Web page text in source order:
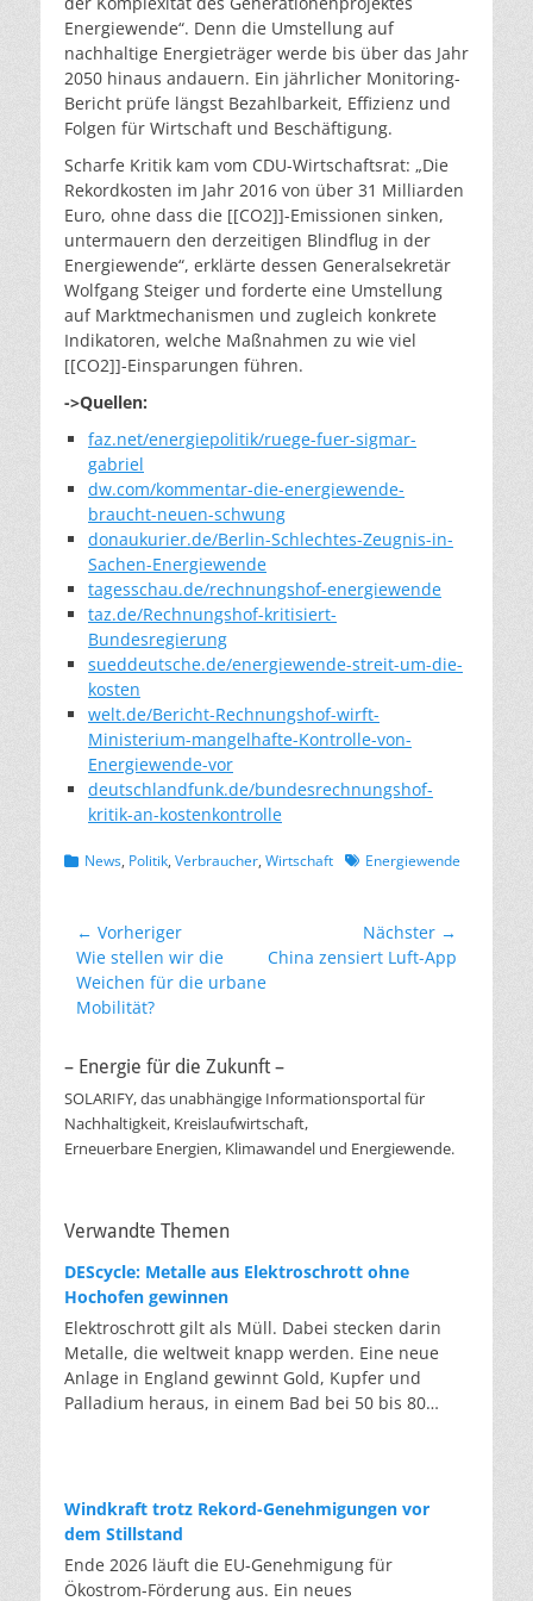
Energiewende“. Denn die Umstellung auf
nachhaltige Energieträger werde bis über das Jahr
2050 hinaus andauern. Ein jährlicher Monitoring-
Bericht prüfe längst Bezahlbarkeit, Effizienz und
Folgen für Wirtschaft und Beschäftigung.
Scharfe Kritik kam vom CDU-Wirtschaftsrat: „Die
Rekordkosten im Jahr 2016 von über 31 Milliarden
Euro, ohne dass die [[CO2]]-Emissionen sinken,
untermauern den derzeitigen Blindflug in der
Energiewende“, erklärte dessen Generalsekretär
Wolfgang Steiger und forderte eine Umstellung
auf Marktmechanismen und zugleich konkrete
Indikatoren, welche Maßnahmen zu wie viel
[[CO2]]-Einsparungen führen.
->Quellen:
faz.net/energiepolitik/ruege-fuer-sigmar-
gabriel
dw.com/kommentar-die-energiewende-
braucht-neuen-schwung
donaukurier.de/Berlin-Schlechtes-Zeugnis-in-
Sachen-Energiewende
tagesschau.de/rechnungshof-energiewende
taz.de/Rechnungshof-kritisiert-
Bundesregierung
sueddeutsche.de/energiewende-streit-um-die-
kosten
welt.de/Bericht-Rechnungshof-wirft-
Ministerium-mangelhafte-Kontrolle-von-
Energiewende-vor
deutschlandfunk.de/bundesrechnungshof-
kritik-an-kostenkontrolle
Kategorien
News, Politik, Verbraucher, Wirtschaft Schlagworte
Energiewende
Beitragsnavigation
← Vorheriger
Vorheriger
Beitrag:
Wie stellen wir die
Weichen für die urbane
Mobilität?
Nächster →
Nächster
Beitrag:
China zensiert Luft-App
– Energie für die Zukunft –
SOLARIFY, das unabhängige Informationsportal für
Nachhaltigkeit, Kreislaufwirtschaft,
Erneuerbare Energien, Klimawandel und Energiewende.
Verwandte Themen
DEScycle: Metalle aus Elektroschrott ohne
Hochofen gewinnen
Elektroschrott gilt als Müll. Dabei stecken darin
Metalle, die weltweit knapp werden. Eine neue
Anlage in England gewinnt Gold, Kupfer und
Palladium heraus, in einem Bad bei 50 bis 80
tausend Grad ein. Energieintensiv und nur im
industriellen Großmaßstab möglich. Das Londoner
Start-up DEScycle hat im englischen Teesside eine
Demonstrationsanlage eröffnet, die ohne diese
Windkraft trotz Rekord-Genehmigungen vor
dem Stillstand
Ende 2026 läuft die EU-Genehmigung für
Ökostrom-Förderung aus. Ein neues